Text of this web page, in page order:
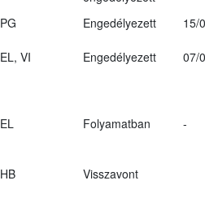
PG Engedélyezett
15/
EL, VI Engedélyezett 07/
EL Folyamatban -
HB
Visszavont